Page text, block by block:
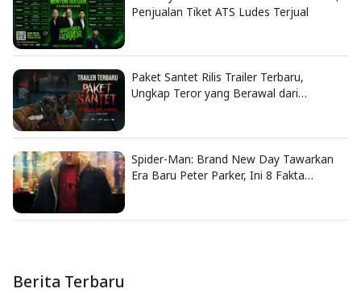
Penjualan Tiket ATS Ludes Terjual
Paket Santet Rilis Trailer Terbaru,
Ungkap Teror yang Berawal dari
Spider-Man: Brand New Day Tawarkan
Era Baru Peter Parker, Ini 8 Fakta
Berita Terbaru